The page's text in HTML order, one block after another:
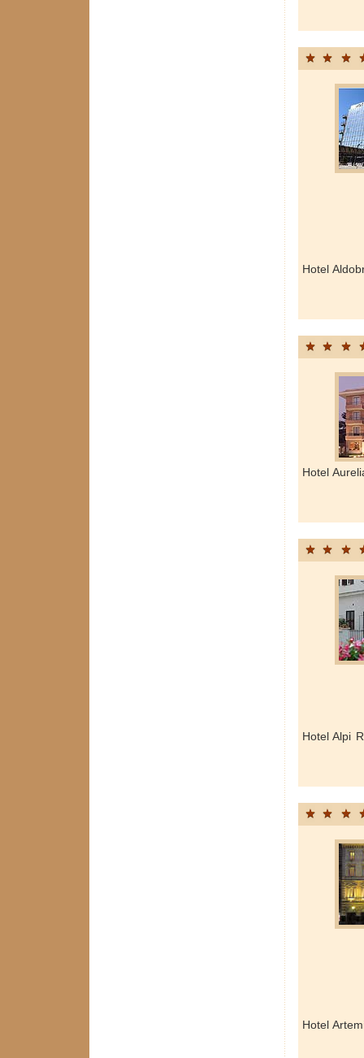
Hotel
Hotel
Hotel Alpi
Hotel